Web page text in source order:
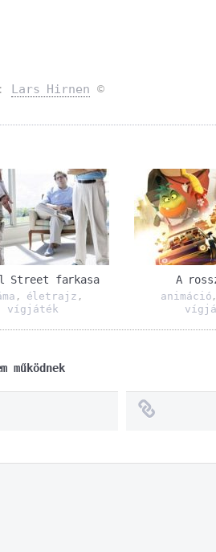
Lars Hirnen ©
Street farkasa
, életrajz ,
vígjáték
A
animáció
működnek